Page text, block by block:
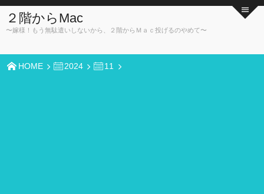
２階からMac
〜嫁様！もう無駄遣いしないから、２階からＭａｃ投げるのやめて〜
HOME 2024 11